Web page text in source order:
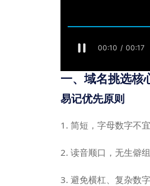
一、域名挑选核
易记优先原则
1. 简短，字母数字不
2. 读音顺口，无生僻
3. 避免横杠、复杂数